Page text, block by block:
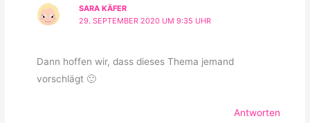
SARA KÄFER
29. SEPTEMBER 2020 UM 9:35 UHR
Dann hoffen wir, dass dieses Thema jemand
vorschlägt 🙂
Antworten